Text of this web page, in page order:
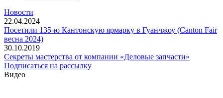
Новости
22.04.2024
Посетили 135-ю Кантонскую ярмарку в Гуанчжоу (Canton Fair
весна 2024)
30.10.2019
Секреты мастерства от компании «Деловые запчасти»
Подписаться на рассылку
Видео